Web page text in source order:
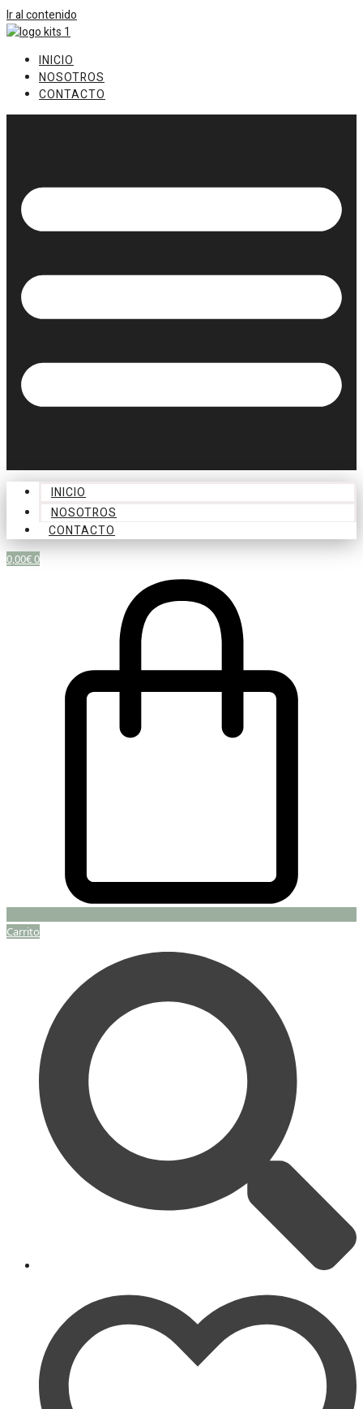
Ir al contenido
INICIO
NOSOTROS
CONTACTO
INICIO
NOSOTROS
CONTACTO
0,00€0
Carrito